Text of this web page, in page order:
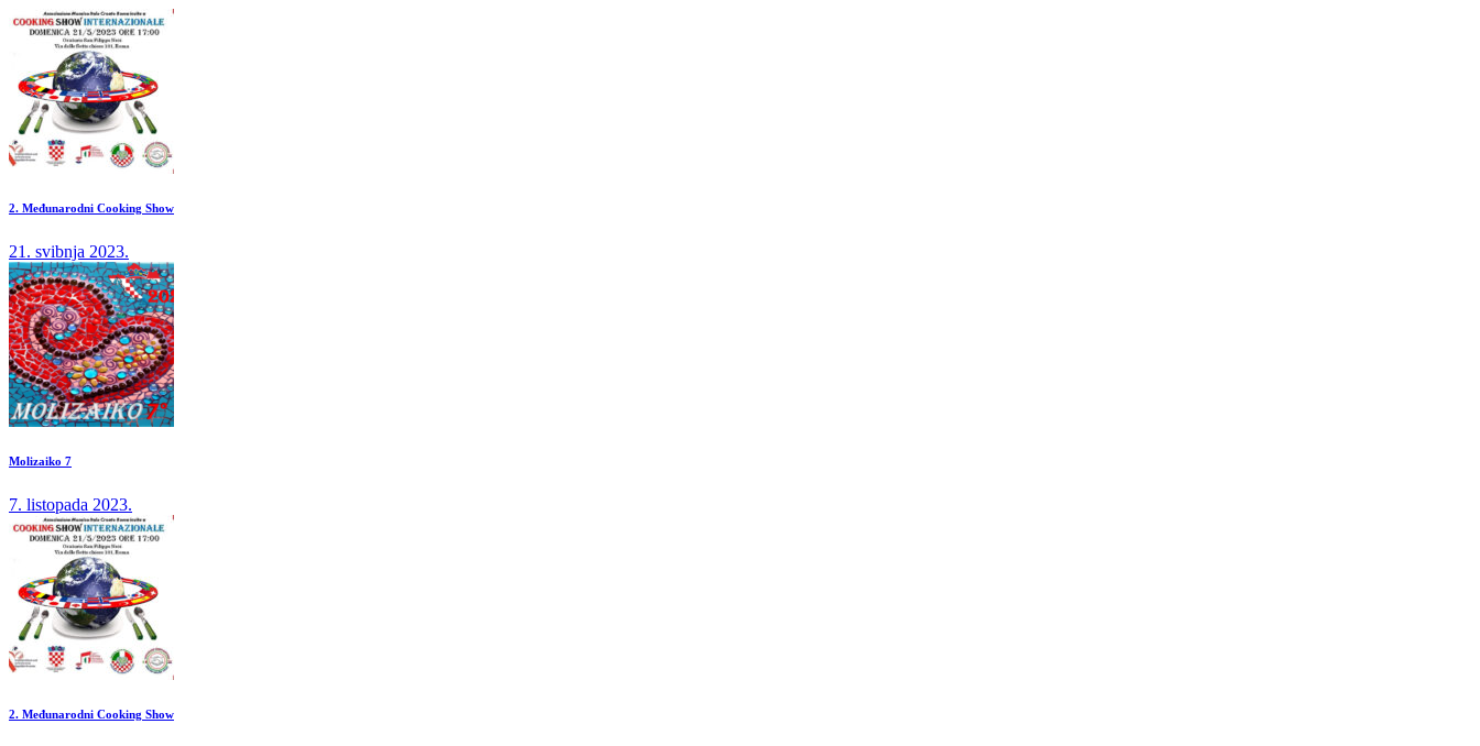
2. Međunarodni Cooking Show
21. svibnja 2023.
Molizaiko 7
7. listopada 2023.
2. Međunarodni Cooking Show